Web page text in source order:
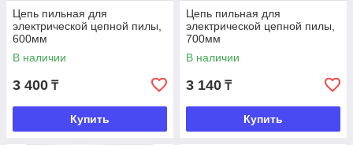
Цепь пильная для
электрической цепной пилы,
600мм
В наличии
3 400 ₸
Купить
Цепь пильная для
электрической цепной пилы,
700мм
В наличии
3 140 ₸
Купить